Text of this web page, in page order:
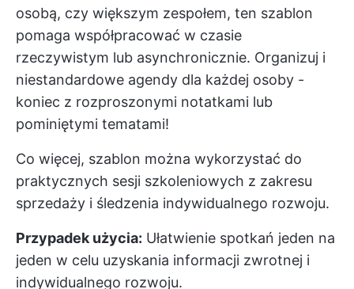
osobą, czy większym zespołem, ten szablon
pomaga współpracować w czasie
rzeczywistym lub asynchronicznie. Organizuj i
niestandardowe agendy dla każdej osoby -
koniec z rozproszonymi notatkami lub
pominiętymi tematami!
Co więcej, szablon można wykorzystać do
praktycznych sesji szkoleniowych z zakresu
sprzedaży i śledzenia indywidualnego rozwoju.
Przypadek użycia: Ułatwienie spotkań jeden na
jeden w celu uzyskania informacji zwrotnej i
indywidualnego rozwoju.